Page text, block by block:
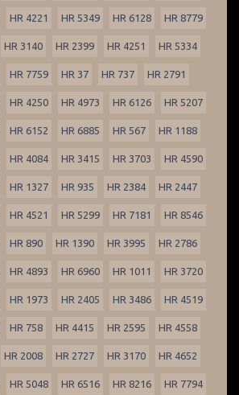
HR 4221 HR 5349 HR 6128 HR 8779
HR 3140 HR 2399 HR 4251 HR 5334
HR 7759 HR 37 HR 737 HR 2791
HR 4250 HR 4973 HR 6126 HR 5207
HR 6152 HR 6885 HR 567 HR 1188
HR 4084 HR 3415 HR 3703 HR 4590
HR 1327 HR 935 HR 2384 HR 2447
HR 4521 HR 5299 HR 7181 HR 8546
HR 890 HR 1390 HR 3995 HR 2786
HR 4893 HR 6960 HR 1011 HR 3720
HR 1973 HR 2405 HR 3486 HR 4519
HR 758 HR 4415 HR 2595 HR 4558
HR 2008 HR 2727 HR 3170 HR 4652
HR 5048 HR 6516 HR 8216 HR 7794